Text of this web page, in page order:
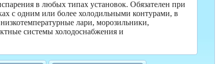
в любых типах установок. Обязателен при
с одним или более холодильными контурами, в
лари, морозильники,
системы холодоснабжения и